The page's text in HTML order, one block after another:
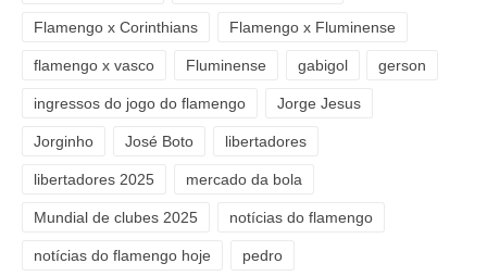
Flamengo x Corinthians Flamengo x Fluminense
flamengo x vasco Fluminense gabigol gerson
ingressos do jogo do flamengo Jorge Jesus
Jorginho José Boto libertadores
libertadores 2025 mercado da bola
Mundial de clubes 2025 notícias do flamengo
notícias do flamengo hoje pedro